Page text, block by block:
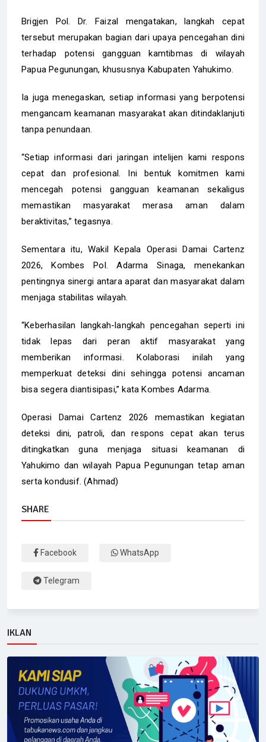
Brigjen Pol. Dr. Faizal mengatakan, langkah cepat
tersebut merupakan bagian dari upaya pencegahan dini
terhadap potensi gangguan kamtibmas di wilayah
Papua Pegunungan, khususnya Kabupaten Yahukimo.
Ia juga menegaskan, setiap informasi yang berpotensi
mengancam keamanan masyarakat akan ditindaklanjuti
tanpa penundaan.
“Setiap informasi dari jaringan intelijen kami respons
cepat dan profesional. Ini bentuk komitmen kami
mencegah potensi gangguan keamanan sekaligus
memastikan masyarakat merasa aman dalam
beraktivitas,” tegasnya.
Sementara itu, Wakil Kepala Operasi Damai Cartenz
2026, Kombes Pol. Adarma Sinaga, menekankan
pentingnya sinergi antara aparat dan masyarakat dalam
menjaga stabilitas wilayah.
“Keberhasilan langkah-langkah pencegahan seperti ini
tidak lepas dari peran aktif masyarakat yang
memberikan informasi. Kolaborasi inilah yang
memperkuat deteksi dini sehingga potensi ancaman
bisa segera diantisipasi,” kata Kombes Adarma.
Operasi Damai Cartenz 2026 memastikan kegiatan
deteksi dini, patroli, dan respons cepat akan terus
ditingkatkan guna menjaga situasi keamanan di
Yahukimo dan wilayah Papua Pegunungan tetap aman
serta kondusif. (Ahmad)
SHARE
Facebook WhatsApp
Telegram
IKLAN